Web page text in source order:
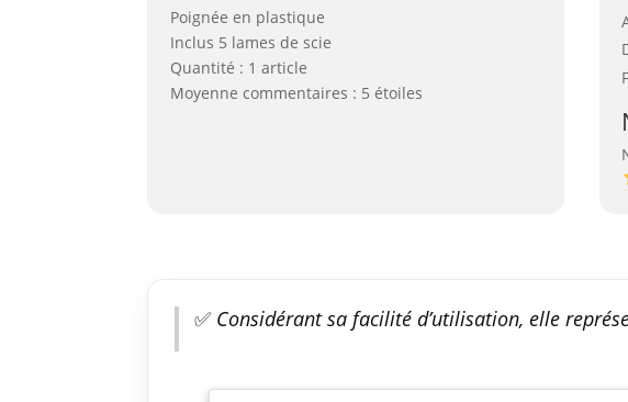
Poignée en plastique
Inclus 5 lames de scie
Quantité : 1 article
Moyenne commentaires : 5 étoiles
✅ Considérant sa facilité d’utilisation, elle